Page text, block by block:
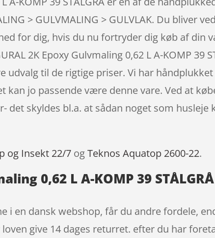
> GULVMALING > GULVLAK. Du bliver
for dig, hvis du nu fortryder dig køb af din
2K Epoxy Gulvmaling 0,62 L A-KOMP 39
udvalg til de rigtige priser. Vi har
kan jo passende være denne vare. Ved at
det skyldes bl.a. at sådan noget som
og Insekt 22/7 ogTeknos Aquatop 2600-22.
0,62 L A-KOMP 39
i en dansk webshop, får du andre fordele,
give 14 dages returret. efter du har